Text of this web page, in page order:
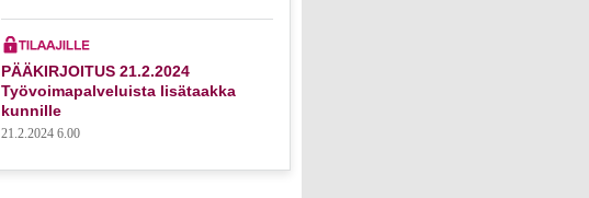
PÄÄKIRJOITUS 21.2.2024
Työvoimapalveluista lisätaakka
kunnille
21.2.2024 6.00